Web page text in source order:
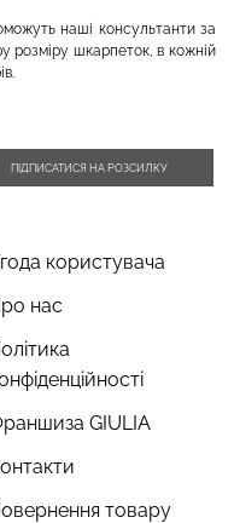
наші консультанти за
розміру шкарпеток, в кожній
ПІДПИСАТИСЯ НА РОЗСИЛКУ
користувача
нас
GIULIA
товару